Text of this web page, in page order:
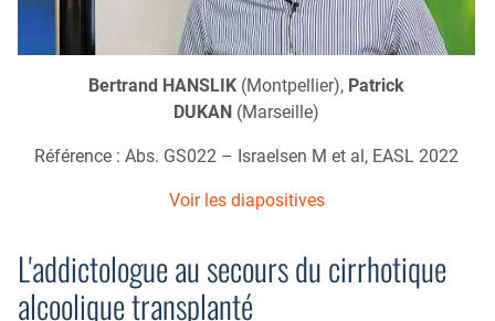
Bertrand HANSLIK (Montpellier), Patrick
DUKAN (Marseille)
Référence : Abs. GS022 – Israelsen M et al, EASL 2022
Voir les diapositives
L'addictologue au secours du cirrhotique
alcoolique transplanté